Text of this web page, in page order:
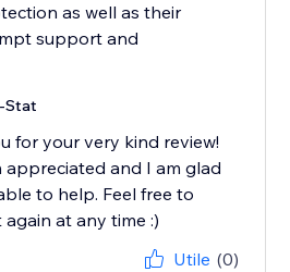
as well as their
support and
Stat
for your very kind review!
appreciated and I am glad
to help. Feel free to
again at any time :)
Utile (0)